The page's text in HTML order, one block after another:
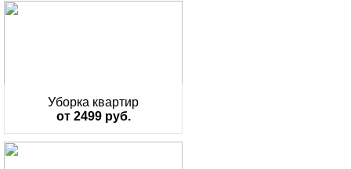
Уборка квартир
от 2499 руб.